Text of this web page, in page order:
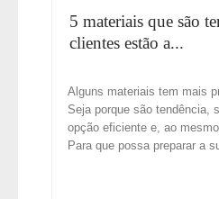
5 materiais que são
clientes estão a...
Alguns materiais tem mais
Seja porque são tendência,
opção eficiente e, ao
Para que possa preparar a